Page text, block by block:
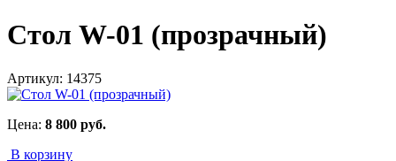
Стол W-01 (прозрачный)
Артикул: 14375
Цена: 8 800 руб.
В корзину